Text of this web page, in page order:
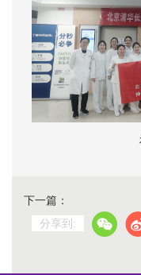
下一篇：
分享到: